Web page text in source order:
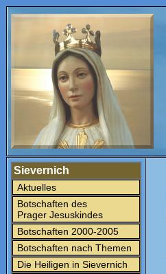
Sievernich
Aktuelles
Botschaften des
Prager Jesuskindes
Botschaften 2000-2005
Botschaften nach Themen
Die Heiligen in Sievernich